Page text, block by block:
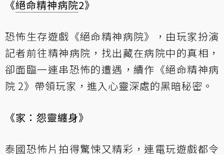
《絕命精神病院2》
恐怖生存遊戲《絕命精神病院》，由玩家扮演
記者前往精神病院，找出藏在病院中的真相，
卻面臨一連串恐怖的遭遇，續作《絕命精神病
院 2》帶領玩家，進入心靈深處的黑暗秘密。
《家：怨靈纏身》
泰國恐怖片拍得驚悚又精彩，連電玩遊戲都令